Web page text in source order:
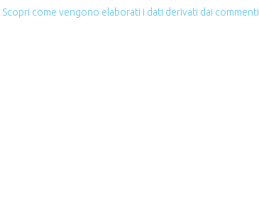
Scopri come vengono elaborati i dati derivati dai commenti